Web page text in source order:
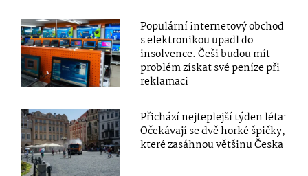
Populární internetový obchod
s elektronikou upadl do
insolvence. Češi budou mít
problém získat své peníze při
reklamaci
Přichází nejteplejší týden léta:
Očekávají se dvě horké špičky,
které zasáhnou většinu Česka